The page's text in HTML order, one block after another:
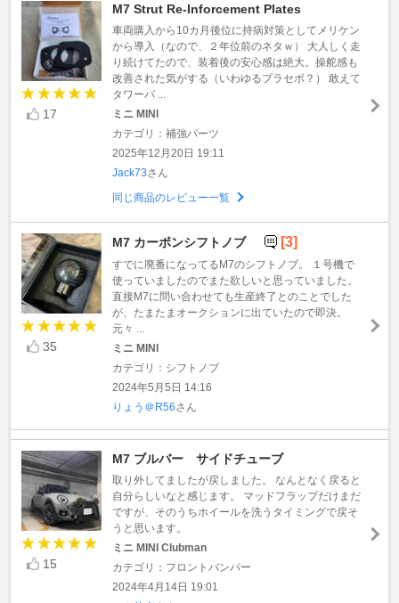
17
M7 Strut Re-Inforcement Plates
車両購入から10カ月後位に持病対策としてメリケン
から導入（なので、２年位前のネタｗ） 大人しく走
り続けてたので、装着後の安心感は絶大。操舵感も
改善された気がする（いわゆるプラセボ？） 敢えて
タワーバ ...
ミニ MINI
カテゴリ：補強パーツ
2025年12月20日 19:11
Jack73さん
同じ商品のレビュー一覧
35
M7 カーボンシフトノブ [3]
すでに廃番になってるM7のシフトノブ。 １号機で
使っていましたのでまた欲しいと思っていました。
直接M7に問い合わせても生産終了とのことでした
が、たまたまオークションに出ていたので即決。
元々 ...
ミニ MINI
カテゴリ：シフトノブ
2024年5月5日 14:16
りょう＠R56さん
15
M7 ブルバー サイドチューブ
取り外してましたが戻しました。 なんとなく戻ると
自分らしいなと感じます。 マッドフラップだけまだ
ですが、そのうちホイールを洗うタイミングで戻そ
うと思います。
ミニ MINI Clubman
カテゴリ：フロントバンパー
2024年4月14日 19:01